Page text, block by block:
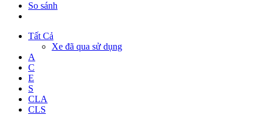
So sánh
Tất Cả
Xe đã qua sử dụng
A
C
E
S
CLA
CLS